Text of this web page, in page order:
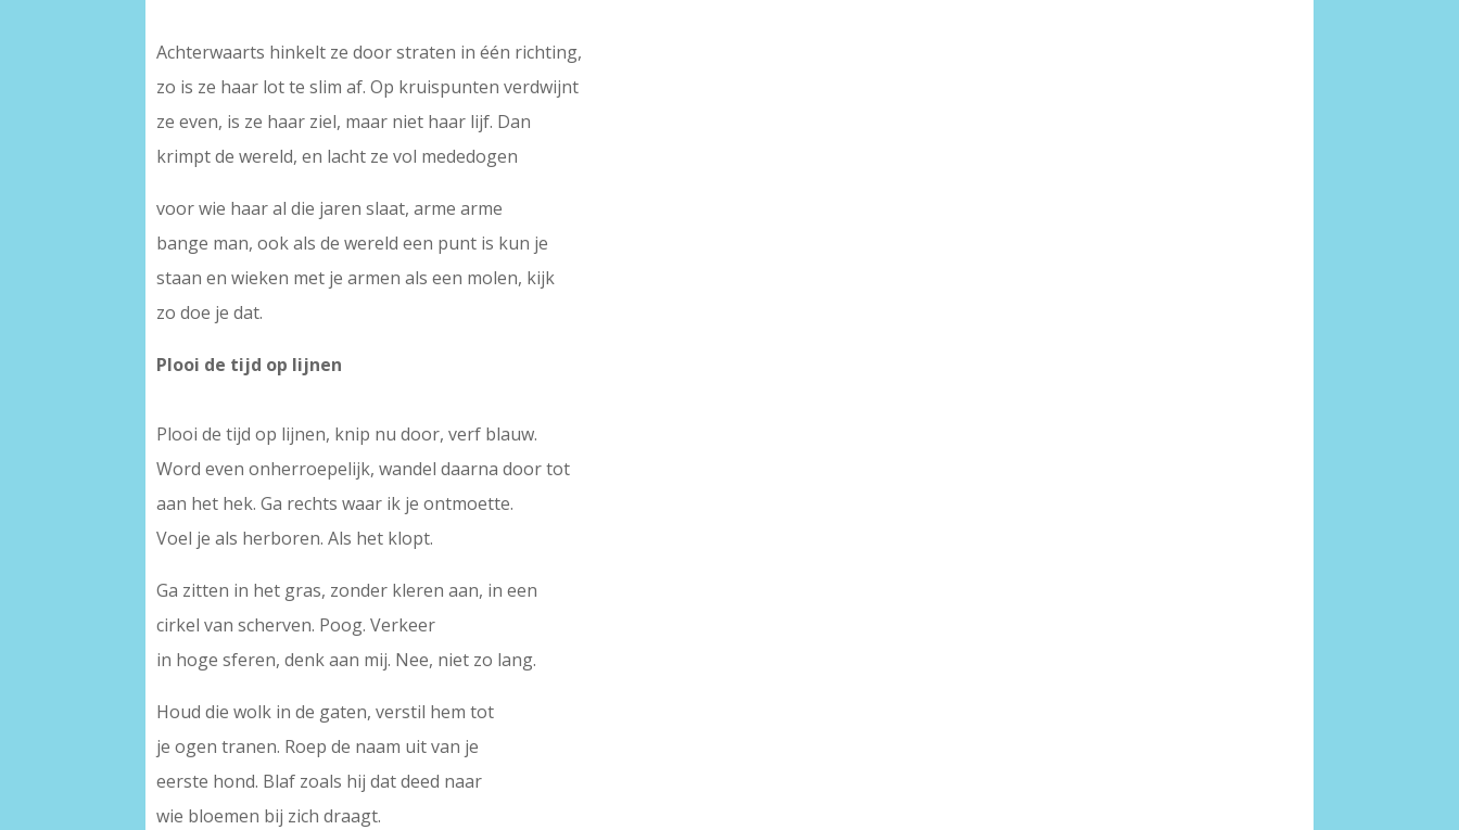
Achterwaarts hinkelt ze door straten in één richting,
zo is ze haar lot te slim af. Op kruispunten verdwijnt
ze even, is ze haar ziel, maar niet haar lijf. Dan
krimpt de wereld, en lacht ze vol mededogen
voor wie haar al die jaren slaat, arme arme
bange man, ook als de wereld een punt is kun je
staan en wieken met je armen als een molen, kijk
zo doe je dat.
Plooi de tijd op lijnen
Plooi de tijd op lijnen, knip nu door, verf blauw.
Word even onherroepelijk, wandel daarna door tot
aan het hek. Ga rechts waar ik je ontmoette.
Voel je als herboren. Als het klopt.
Ga zitten in het gras, zonder kleren aan, in een
cirkel van scherven. Poog. Verkeer
in hoge sferen, denk aan mij. Nee, niet zo lang.
Houd die wolk in de gaten, verstil hem tot
je ogen tranen. Roep de naam uit van je
eerste hond. Blaf zoals hij dat deed naar
wie bloemen bij zich draagt.